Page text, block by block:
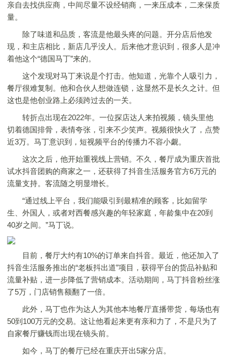
亲自去找供应商，中间尽量不设经销商，一来压成本，二来保质
量。
除了味道和品质，客流是他最头疼的问题。开分店后他发
现，和主店相比，新店几乎没人。后来他才意识到，很多人是冲
着他这个“德国马丁”来的。
这个发现对马丁来说是个打击。他知道，光靠个人吸引力，
餐厅很难复制。他和合伙人想做连锁，这显然不是长久之计。但
这也是他创业路上必须跨过去的一关。
转折点出现在2022年。一位探店达人来拍视频，镜头里他
切着德国排骨，表情夸张，引来不少笑声。视频很快火了，点赞
近3万。马丁意识到，短视频平台的传播力不容小觑。
这次之后，他开始重视线上营销。不久，餐厅成为重庆首批
试水抖音团购的商家之一，还获得了抖音生活服务官方6万元的
流量支持。客流随之明显增长。
“通过线上平台，我们能吸引到最精准的顾客，比如留学
生、外国人，或者对西餐感兴趣的年轻家庭，年龄集中在20到
40岁之间。”马丁说。
目前，餐厅大约有10%的订单来自抖音。最近，他还加入了
抖音生活服务推出的“老板抖出道”项目，获得平台的货品补贴和
流量补贴，进一步降低了营销成本。活动期间，马丁抖音粉丝涨
了5万，门店销售额翻了一倍。
此外，马丁也作为达人为其他本地餐厅直播带货，每场也有
50到100万元的交易。这让他看起来更有亲和力了，不是只为了
自家餐厅赚钱而出现在镜头前。
如今，马丁的餐厅已经在重庆开出5家分店。